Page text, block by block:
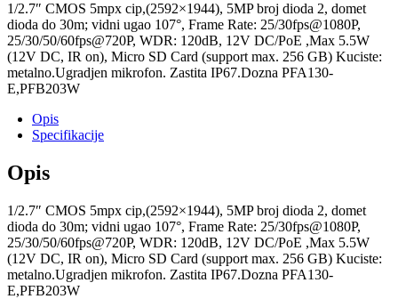
1/2.7″ CMOS 5mpx cip,(2592×1944), 5MP broj dioda 2, domet
dioda do 30m; vidni ugao 107°, Frame Rate: 25/30fps@1080P,
25/30/50/60fps@720P, WDR: 120dB, 12V DC/PoE ,Max 5.5W
(12V DC, IR on), Micro SD Card (support max. 256 GB) Kuciste:
metalno.Ugradjen mikrofon. Zastita IP67.Dozna PFA130-
E,PFB203W
Opis
Specifikacije
Opis
1/2.7″ CMOS 5mpx cip,(2592×1944), 5MP broj dioda 2, domet
dioda do 30m; vidni ugao 107°, Frame Rate: 25/30fps@1080P,
25/30/50/60fps@720P, WDR: 120dB, 12V DC/PoE ,Max 5.5W
(12V DC, IR on), Micro SD Card (support max. 256 GB) Kuciste:
metalno.Ugradjen mikrofon. Zastita IP67.Dozna PFA130-
E,PFB203W